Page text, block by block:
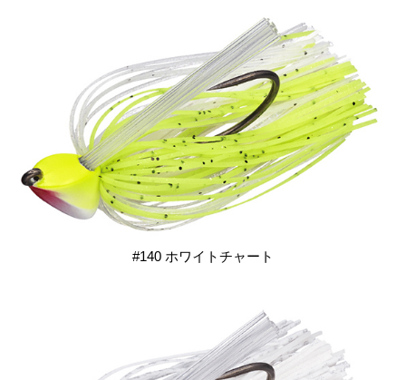
#140 ホワイトチャート